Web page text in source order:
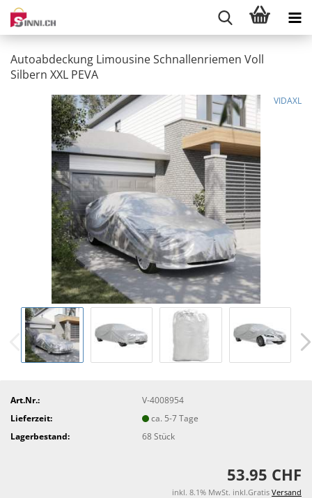
Autoabdeckung Limousine Schnallenriemen Voll
Silbern XXL PEVA
VIDAXL
Art.Nr.:
V-4008954
Lieferzeit:
ca. 5-7 Tage
Lagerbestand:
68Stück
53.95 CHF
inkl. 8.1% MwSt. inkl.Gratis Versand